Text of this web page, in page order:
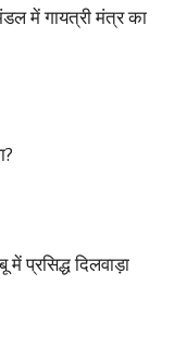
में गायत्री मंत्र का
प्रसिद्ध दिलवाड़ा